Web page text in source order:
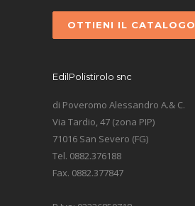
OTTIENI IL CATALOGO
EdilPolistirolo snc
di Poveromo Alessandro A.& C.
Via Tardio, 47 (zona PIP)
71016 San Severo (FG)
Tel. 0882.376188
Fax. 0882.377847